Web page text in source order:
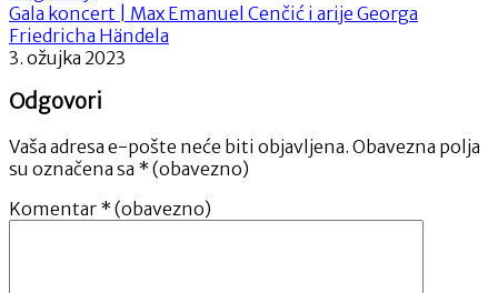
Gala koncert | Max Emanuel Cenčić i arije Georga
Friedricha Händela
3. ožujka 2023
Odgovori
Vaša adresa e-pošte neće biti objavljena. Obavezna polja
su označena sa * (obavezno)
Komentar * (obavezno)